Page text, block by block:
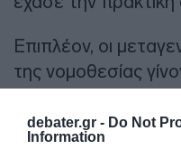
debater.gr - Do Not
Information
Επιπλέον, οι
της νομοθεσίας
ξανά
κωδικοποίηση του